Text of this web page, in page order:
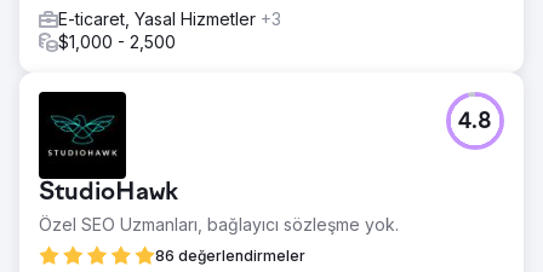
E-ticaret, Yasal Hizmetler +3
$1,000 - 2,500
StudioHawk
Özel SEO Uzmanları, bağlayıcı sözleşme yok.
86 değerlendirmeler
4.8